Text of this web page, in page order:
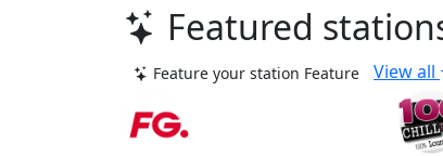
Featured
Feature your station Feature View all